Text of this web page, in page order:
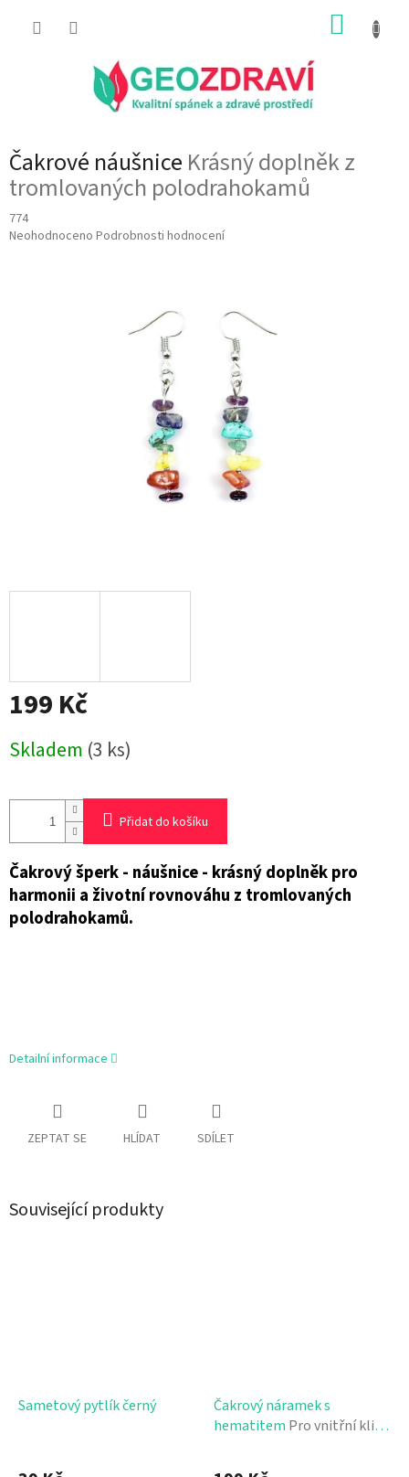
Čakrové náušnice Krásný doplněk z
tromlovaných polodrahokamů
774
Průměrné
Neohodnoceno Podrobnosti hodnocení
199 Kč
cena:
Skladem (3 ks)
Přidat do košíku
Čakrový šperk - náušnice - krásný doplněk pro
harmonii a životní rovnováhu z tromlovaných
polodrahokamů.
Detailní informace
ZEPTAT SE HLÍDAT SDÍLET
Související produkty
Sametový pytlík černý
Čakrový náramek s
hematitem Pro vnitřní klid